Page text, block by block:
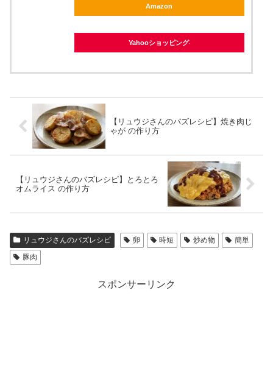
Amazon
Yahooショッピング
【リュウジさんのバズレシピ】焼き肉じ
ゃが の作り方
【リュウジさんのバズレシピ】とろとろ
オムライス の作り方
リュウジさんのバズレシピ 卵 時短 炒め物
簡単
豚肉
スポンサーリンク